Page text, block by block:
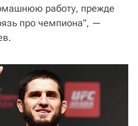
работу, прежде
про чемпиона", —